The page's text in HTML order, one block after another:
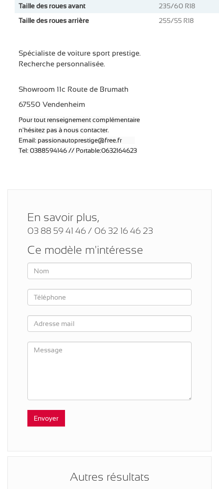
Taille des roues avant
235/60 R18
Taille des roues arrière
255/55 R18
Spécialiste de voiture sport prestige.
Recherche personnalisée.
Showroom 11c Route de Brumath
67550 Vendenheim
Pour tout renseignement complémentaire
n'hésitez pas à nous contacter.
Email: passionautoprestige@free.fr
Tel: 0388594146 // Portable:0632164623
En savoir plus,
03 88 59 41 46 / 06 32 16 46 23
Ce modèle m'intéresse
Autres résultats